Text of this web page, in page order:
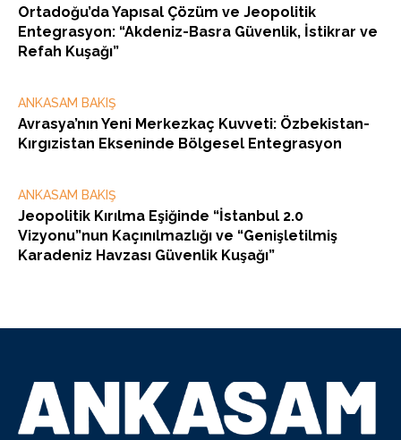
Ortadoğu’da Yapısal Çözüm ve Jeopolitik
Entegrasyon: “Akdeniz-Basra Güvenlik, İstikrar ve
Refah Kuşağı”
ANKASAM BAKIŞ
Avrasya’nın Yeni Merkezkaç Kuvveti: Özbekistan-
Kırgızistan Ekseninde Bölgesel Entegrasyon
ANKASAM BAKIŞ
Jeopolitik Kırılma Eşiğinde “İstanbul 2.0
Vizyonu”nun Kaçınılmazlığı ve “Genişletilmiş
Karadeniz Havzası Güvenlik Kuşağı”